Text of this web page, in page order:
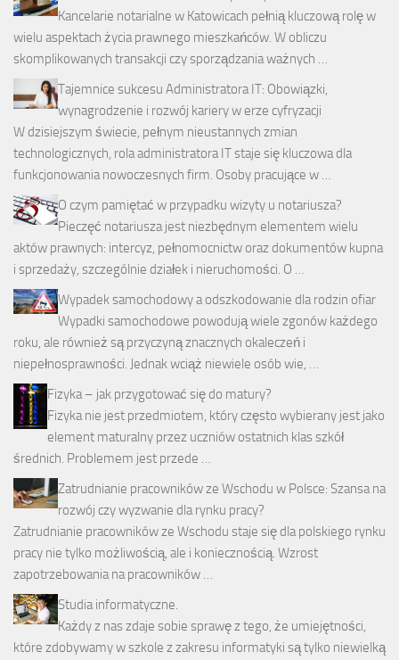
Kancelarie notarialne w Katowicach pełnią kluczową rolę w
wielu aspektach życia prawnego mieszkańców. W obliczu
skomplikowanych transakcji czy sporządzania ważnych …
Tajemnice sukcesu Administratora IT: Obowiązki,
wynagrodzenie i rozwój kariery w erze cyfryzacji
W dzisiejszym świecie, pełnym nieustannych zmian
technologicznych, rola administratora IT staje się kluczowa dla
funkcjonowania nowoczesnych firm. Osoby pracujące w …
O czym pamiętać w przypadku wizyty u notariusza?
Pieczęć notariusza jest niezbędnym elementem wielu
aktów prawnych: intercyz, pełnomocnictw oraz dokumentów kupna
i sprzedaży, szczególnie działek i nieruchomości. O …
Wypadek samochodowy a odszkodowanie dla rodzin ofiar
Wypadki samochodowe powodują wiele zgonów każdego
roku, ale również są przyczyną znacznych okaleczeń i
niepełnosprawności. Jednak wciąż niewiele osób wie, …
Fizyka – jak przygotować się do matury?
Fizyka nie jest przedmiotem, który często wybierany jest jako
element maturalny przez uczniów ostatnich klas szkół
średnich. Problemem jest przede …
Zatrudnianie pracowników ze Wschodu w Polsce: Szansa na
rozwój czy wyzwanie dla rynku pracy?
Zatrudnianie pracowników ze Wschodu staje się dla polskiego rynku
pracy nie tylko możliwością, ale i koniecznością. Wzrost
zapotrzebowania na pracowników …
Studia informatyczne.
Każdy z nas zdaje sobie sprawę z tego, że umiejętności,
które zdobywamy w szkole z zakresu informatyki są tylko niewielką